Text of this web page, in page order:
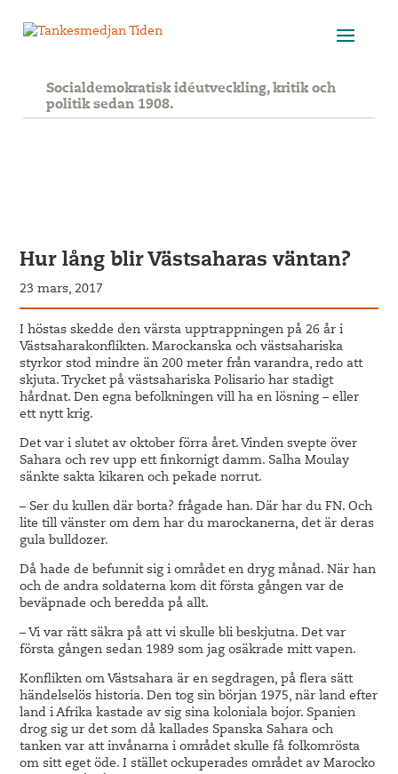
Socialdemokratisk idéutveckling, kritik och
politik sedan 1908.
Hur lång blir Västsaharas väntan?
23 mars, 2017
I höstas skedde den värsta upptrappningen på 26 år i
Västsaharakonflikten. Marockanska och västsahariska
styrkor stod mindre än 200 meter från varandra, redo att
skjuta. Trycket på västsahariska Polisario har stadigt
hårdnat. Den egna befolkningen vill ha en lösning – eller
ett nytt krig.
Det var i slutet av oktober förra året. Vinden svepte över
Sahara och rev upp ett finkornigt damm. Salha Moulay
sänkte sakta kikaren och pekade norrut.
– Ser du kullen där borta? frågade han. Där har du FN. Och
lite till vänster om dem har du marockanerna, det är deras
gula bulldozer.
Då hade de befunnit sig i området en dryg månad. När han
och de andra soldaterna kom dit första gången var de
beväpnade och beredda på allt.
– Vi var rätt säkra på att vi skulle bli beskjutna. Det var
första gången sedan 1989 som jag osäkrade mitt vapen.
Konflikten om Västsahara är en segdragen, på flera sätt
händelselös historia. Den tog sin början 1975, när land efter
land i Afrika kastade av sig sina koloniala bojor. Spanien
drog sig ur det som då kallades Spanska Sahara och
tanken var att invånarna i området skulle få folkomrösta
om sitt eget öde. I stället ockuperades området av Marocko